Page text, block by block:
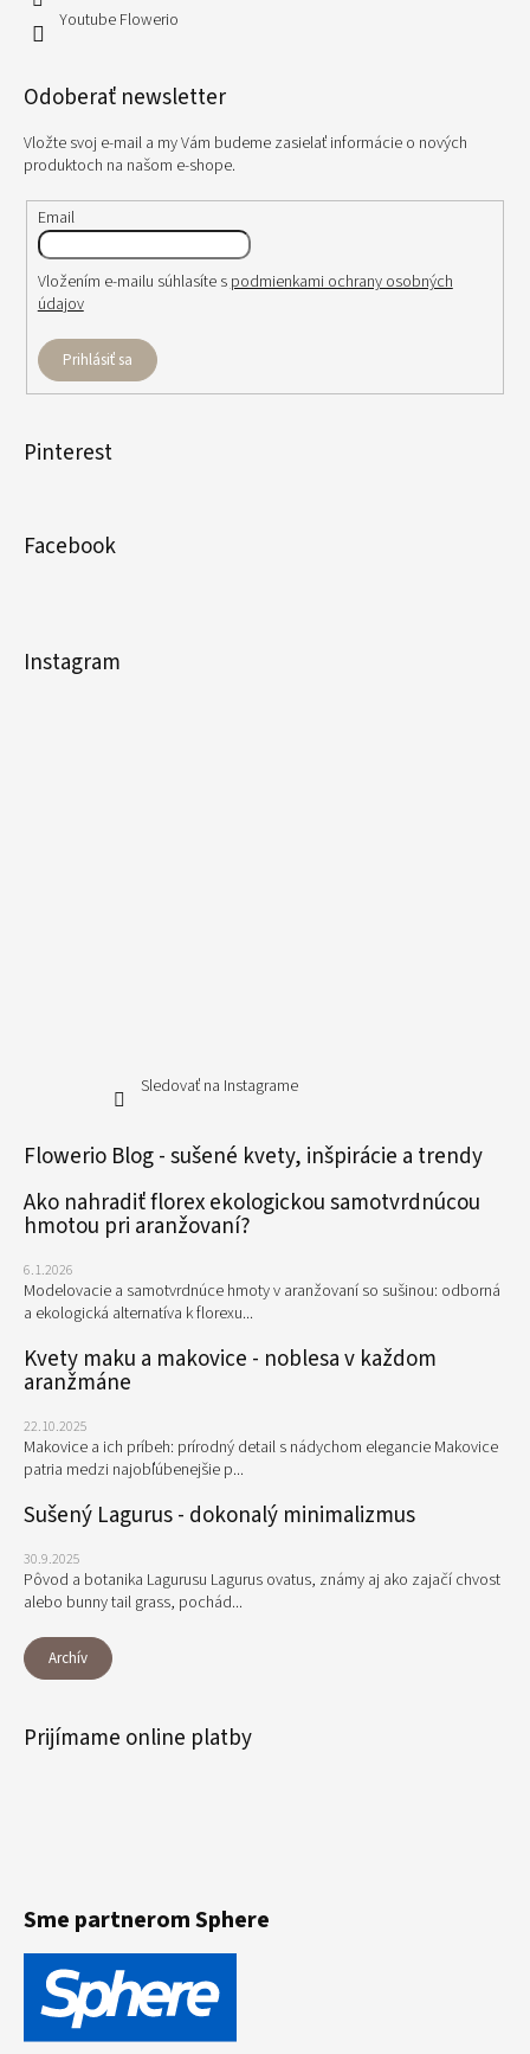
Youtube Flowerio
Odoberať newsletter
Vložte svoj e-mail a my Vám budeme zasielať informácie o nových
produktoch na našom e-shope.
Email
Vložením e-mailu súhlasíte s podmienkami ochrany osobných
údajov
Prihlásiť sa
Pinterest
Facebook
Instagram
Sledovať na Instagrame
Flowerio Blog - sušené kvety, inšpirácie a trendy
Ako nahradiť florex ekologickou samotvrdnúcou
hmotou pri aranžovaní?
6.1.2026
Modelovacie a samotvrdnúce hmoty v aranžovaní so sušinou: odborná
a ekologická alternatíva k florexu...
Kvety maku a makovice - noblesa v každom
aranžmáne
22.10.2025
Makovice a ich príbeh: prírodný detail s nádychom elegancie Makovice
patria medzi najobľúbenejšie p...
Sušený Lagurus - dokonalý minimalizmus
30.9.2025
Pôvod a botanika Lagurusu Lagurus ovatus, známy aj ako zajačí chvost
alebo bunny tail grass, pochád...
Archív
Prijímame online platby
Sme partnerom Sphere